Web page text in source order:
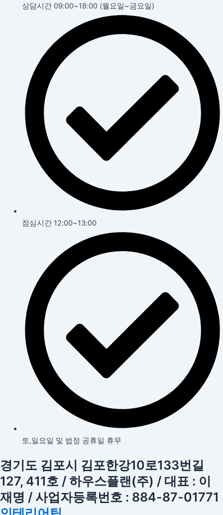
상담시간 09:00~18:00 (월요일~금요일)
점심시간 12:00~13:00
토,일요일 및 법정 공휴일 휴무
경기도 김포시 김포한강10로133번길
127, 411호 / 하우스플랜(주) / 대표 : 이
재명 / 사업자등록번호 : 884-87-01771